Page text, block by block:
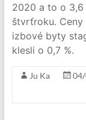
2020 a to o 3,6
štvrťroku.
izbové byty
klesli o 0,7 %.
Ju Ka